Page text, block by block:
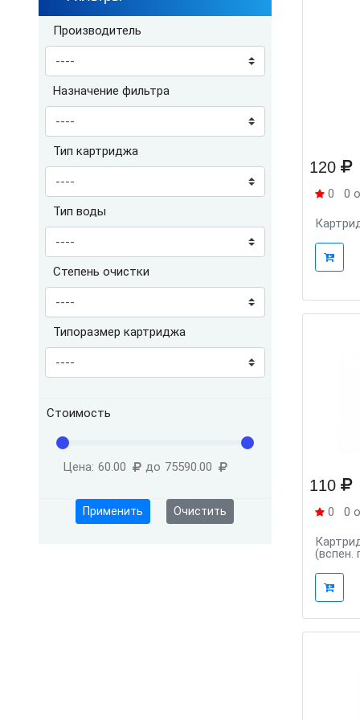
Производитель
Назначение фильтра
Тип картриджа
Тип воды
Степень очистки
Типоразмер картриджа
Стоимость
Цена: 60.00 до 75590.00
Применить Очистить
120
0 0
110
0 0
(вспен.